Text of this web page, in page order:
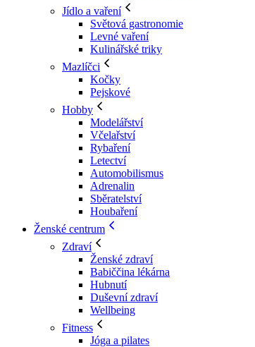
Jídlo a vaření
Světová gastronomie
Levné vaření
Kulinářské triky
Mazlíčci
Kočky
Pejskové
Hobby
Modelářství
Včelařství
Rybaření
Letectví
Automobilismus
Adrenalin
Sběratelství
Houbaření
Ženské centrum
Zdraví
Ženské zdraví
Babiččina lékárna
Hubnutí
Duševní zdraví
Wellbeing
Fitness
Jóga a pilates